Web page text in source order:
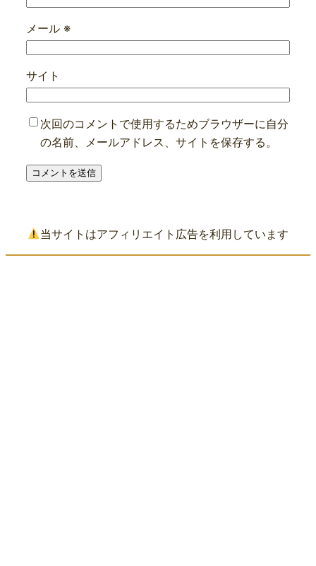
メール ※
サイト
次回のコメントで使用するためブラウザーに自分
の名前、メールアドレス、サイトを保存する。
当サイトはアフィリエイト広告を利用しています